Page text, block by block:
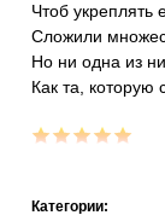
Чтоб укреплять
Сложили
Но ни одна из
Как та, которую
Категории: